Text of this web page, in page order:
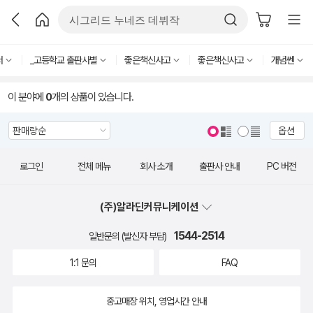
_고등학교 출판사별 좋은책신사고 좋은책신사고 개념쎈
이 분야에 0개의 상품이 있습니다.
옵션
로그인 전체 메뉴 회사 소개 출판사 안내 PC 버전
(주)알라딘커뮤니케이션
일반문의 (발신자 부담) 1544-2514
1:1 문의 FAQ
중고매장 위치, 영업시간 안내